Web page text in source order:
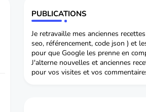
PUBLICATIONS
Je retravaille mes anciennes
seo, référencement, code json ) et
pour que Google les prenne en
J'alterne nouvelles et anciennes
pour vos visites et vos